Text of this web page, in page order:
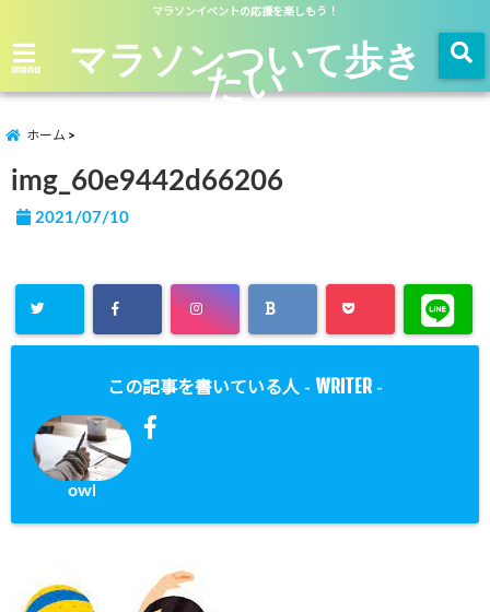
マラソンイベントの応援を楽しもう！
menu マラソンついて歩き
たい
ホーム
img_60e9442d66206
2021/07/10
この記事を書いている人 - WRITER -
owl